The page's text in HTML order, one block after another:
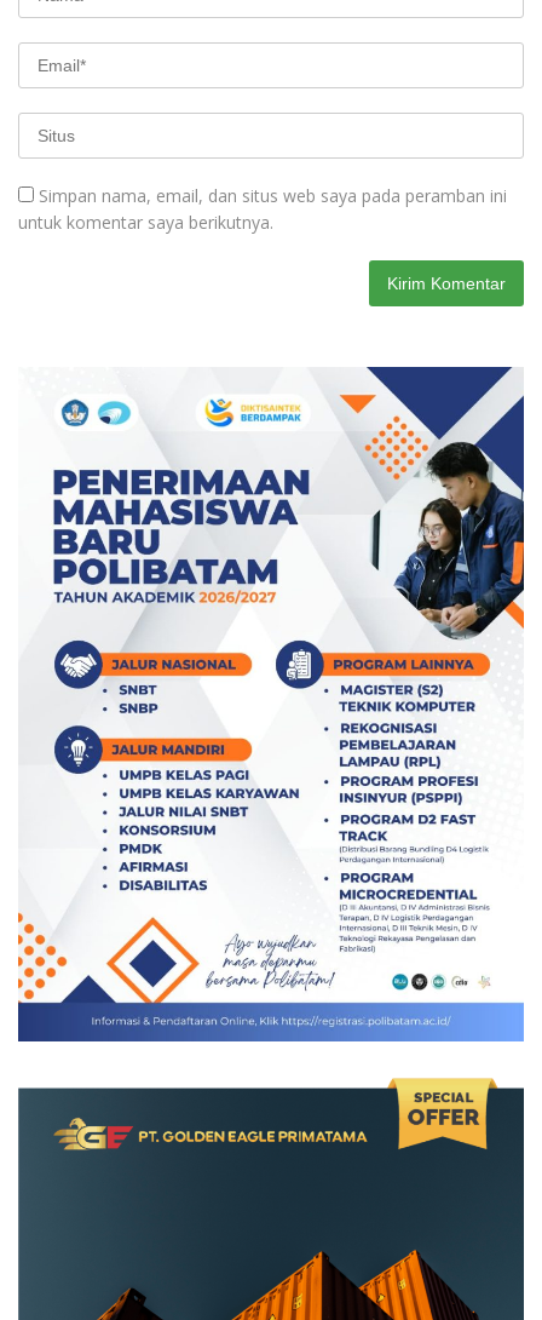
Simpan nama, email, dan situs web saya pada peramban ini
untuk komentar saya berikutnya.